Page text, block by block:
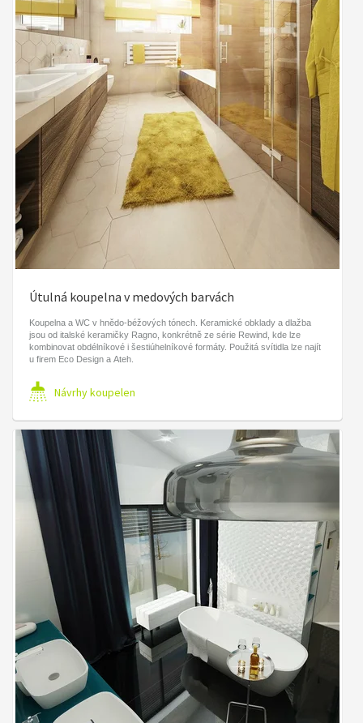
Útulná koupelna v medových barvách
Koupelna a WC v hnědo-béžových tónech. Keramické obklady a dlažba
jsou od italské keramičky Ragno, konkrétně ze série Rewind, kde lze
kombinovat obdélníkové i šestiúhelníkové formáty. Použitá svítidla lze najít
u firem Eco Design a Ateh.
Návrhy koupelen